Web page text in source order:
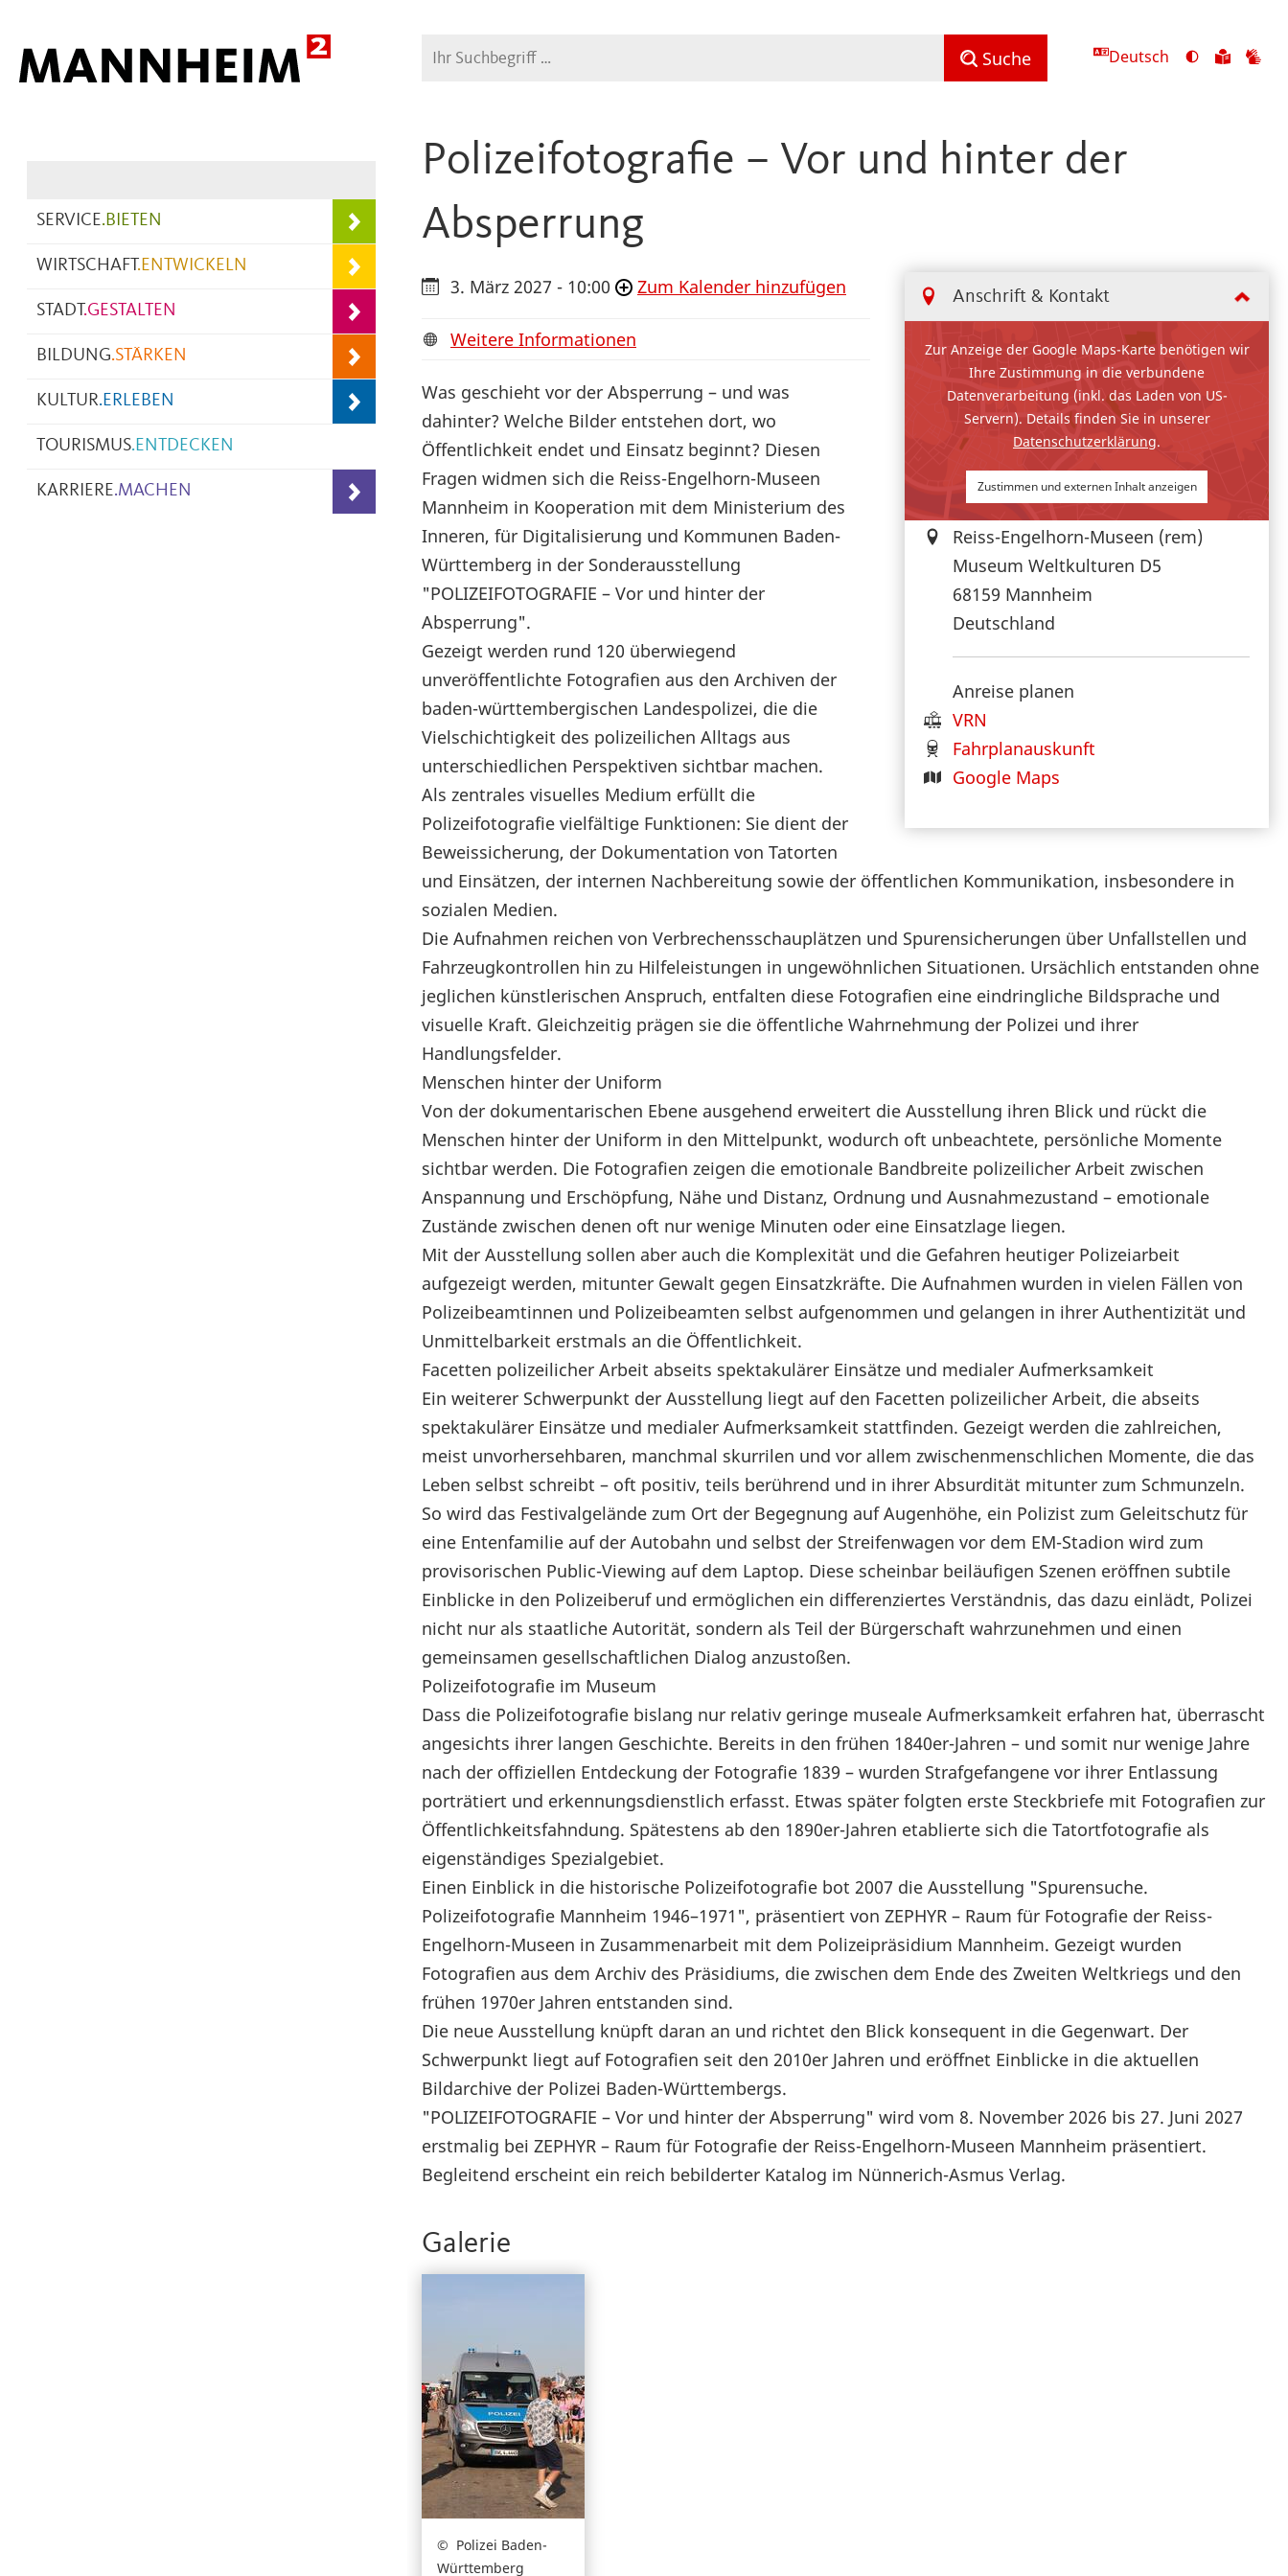
Suche Suche Deutsch
Ansicht
Zu
SERVICE.BIETEN
WIRTSCHAFT.ENTWICKELN
STADT.GESTALTEN
BILDUNG.STÄRKEN
KULTUR.ERLEBEN
TOURISMUS.ENTDECKEN
KARRIERE.MACHEN
Polizeifotografie – Vor und hinter der
Absperrung
Anschrift & Kontakt
Zur Anzeige der Google Maps-Karte benötigen wir
Ihre Zustimmung in die verbundene
Datenverarbeitung (inkl. das Laden von US-
Servern). Details finden Sie in unserer
Datenschutzerklärung.
Zustimmen und externen Inhalt anzeigen
Reiss-Engelhorn-Museen (rem)
Museum Weltkulturen D5
68159 Mannheim
Deutschland
Anreise planen
VRN
Fahrplanauskunft
Google Maps
3. März 2027 - 10:00 Zum Kalender hinzufügen
Weitere Informationen
Was geschieht vor der Absperrung – und was
dahinter? Welche Bilder entstehen dort, wo
Öffentlichkeit endet und Einsatz beginnt? Diesen
Fragen widmen sich die Reiss-Engelhorn-Museen
Mannheim in Kooperation mit dem Ministerium des
Inneren, für Digitalisierung und Kommunen Baden-
Württemberg in der Sonderausstellung
"POLIZEIFOTOGRAFIE – Vor und hinter der
Absperrung".
Gezeigt werden rund 120 überwiegend
unveröffentlichte Fotografien aus den Archiven der
baden-württembergischen Landespolizei, die die
Vielschichtigkeit des polizeilichen Alltags aus
unterschiedlichen Perspektiven sichtbar machen.
Als zentrales visuelles Medium erfüllt die
Polizeifotografie vielfältige Funktionen: Sie dient der
Beweissicherung, der Dokumentation von Tatorten
und Einsätzen, der internen Nachbereitung sowie der öffentlichen Kommunikation, insbesondere in
sozialen Medien.
Die Aufnahmen reichen von Verbrechensschauplätzen und Spurensicherungen über Unfallstellen und
Fahrzeugkontrollen hin zu Hilfeleistungen in ungewöhnlichen Situationen. Ursächlich entstanden ohne
jeglichen künstlerischen Anspruch, entfalten diese Fotografien eine eindringliche Bildsprache und
visuelle Kraft. Gleichzeitig prägen sie die öffentliche Wahrnehmung der Polizei und ihrer
Handlungsfelder.
Menschen hinter der Uniform
Von der dokumentarischen Ebene ausgehend erweitert die Ausstellung ihren Blick und rückt die
Menschen hinter der Uniform in den Mittelpunkt, wodurch oft unbeachtete, persönliche Momente
sichtbar werden. Die Fotografien zeigen die emotionale Bandbreite polizeilicher Arbeit zwischen
Anspannung und Erschöpfung, Nähe und Distanz, Ordnung und Ausnahmezustand – emotionale
Zustände zwischen denen oft nur wenige Minuten oder eine Einsatzlage liegen.
Mit der Ausstellung sollen aber auch die Komplexität und die Gefahren heutiger Polizeiarbeit
aufgezeigt werden, mitunter Gewalt gegen Einsatzkräfte. Die Aufnahmen wurden in vielen Fällen von
Polizeibeamtinnen und Polizeibeamten selbst aufgenommen und gelangen in ihrer Authentizität und
Unmittelbarkeit erstmals an die Öffentlichkeit.
Facetten polizeilicher Arbeit abseits spektakulärer Einsätze und medialer Aufmerksamkeit
Ein weiterer Schwerpunkt der Ausstellung liegt auf den Facetten polizeilicher Arbeit, die abseits
spektakulärer Einsätze und medialer Aufmerksamkeit stattfinden. Gezeigt werden die zahlreichen,
meist unvorhersehbaren, manchmal skurrilen und vor allem zwischenmenschlichen Momente, die das
Leben selbst schreibt – oft positiv, teils berührend und in ihrer Absurdität mitunter zum Schmunzeln.
So wird das Festivalgelände zum Ort der Begegnung auf Augenhöhe, ein Polizist zum Geleitschutz für
eine Entenfamilie auf der Autobahn und selbst der Streifenwagen vor dem EM-Stadion wird zum
provisorischen Public-Viewing auf dem Laptop. Diese scheinbar beiläufigen Szenen eröffnen subtile
Einblicke in den Polizeiberuf und ermöglichen ein differenziertes Verständnis, das dazu einlädt, Polizei
nicht nur als staatliche Autorität, sondern als Teil der Bürgerschaft wahrzunehmen und einen
gemeinsamen gesellschaftlichen Dialog anzustoßen.
Polizeifotografie im Museum
Dass die Polizeifotografie bislang nur relativ geringe museale Aufmerksamkeit erfahren hat, überrascht
angesichts ihrer langen Geschichte. Bereits in den frühen 1840er-Jahren – und somit nur wenige Jahre
nach der offiziellen Entdeckung der Fotografie 1839 – wurden Strafgefangene vor ihrer Entlassung
porträtiert und erkennungsdienstlich erfasst. Etwas später folgten erste Steckbriefe mit Fotografien zur
Öffentlichkeitsfahndung. Spätestens ab den 1890er-Jahren etablierte sich die Tatortfotografie als
eigenständiges Spezialgebiet.
Einen Einblick in die historische Polizeifotografie bot 2007 die Ausstellung "Spurensuche.
Polizeifotografie Mannheim 1946–1971", präsentiert von ZEPHYR – Raum für Fotografie der Reiss-
Engelhorn-Museen in Zusammenarbeit mit dem Polizeipräsidium Mannheim. Gezeigt wurden
Fotografien aus dem Archiv des Präsidiums, die zwischen dem Ende des Zweiten Weltkriegs und den
frühen 1970er Jahren entstanden sind.
Die neue Ausstellung knüpft daran an und richtet den Blick konsequent in die Gegenwart. Der
Schwerpunkt liegt auf Fotografien seit den 2010er Jahren und eröffnet Einblicke in die aktuellen
Bildarchive der Polizei Baden-Württembergs.
"POLIZEIFOTOGRAFIE – Vor und hinter der Absperrung" wird vom 8. November 2026 bis 27. Juni 2027
erstmalig bei ZEPHYR – Raum für Fotografie der Reiss-Engelhorn-Museen Mannheim präsentiert.
Begleitend erscheint ein reich bebilderter Katalog im Nünnerich-Asmus Verlag.
Galerie
Polizei Baden-
Württemberg